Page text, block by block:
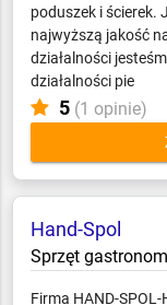
poduszek i ścierek.
najwyższą jakość
działalności
działalności pie
5 (1 opinie)
Hand-Spol
Sprzęt
Firma HAND-